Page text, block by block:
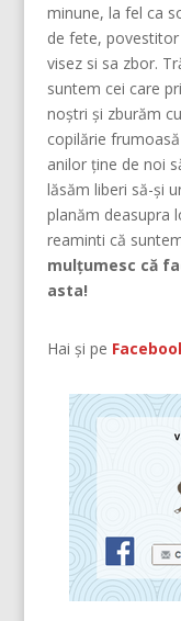
minune, la fel ca
de fete,
visez si sa zbor.
suntem cei care
noştri şi zburăm
copilărie
anilor ține de noi
lăsăm liberi să-și
planăm deasupra
reaminti că
mulțumesc că
asta!
Hai și pe